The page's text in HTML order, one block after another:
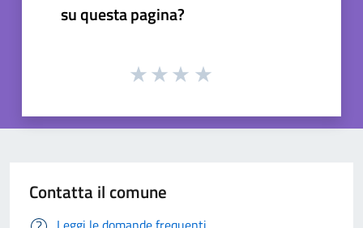
su questa pagina?
Contatta il comune